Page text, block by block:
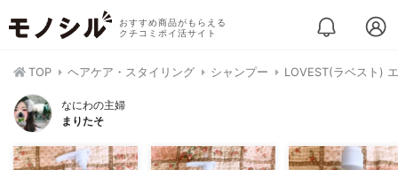
おすすめ商品がもらえる
クチコミポイ活サイト
TOP ヘアケア・スタイリング シャンプー LOVEST(ラベスト)
なにわの主婦
まりたそ